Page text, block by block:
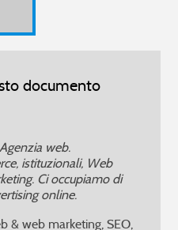
documento
web.
istituzionali, Web
Ci occupiamo di
online.
& web marketing, SEO,